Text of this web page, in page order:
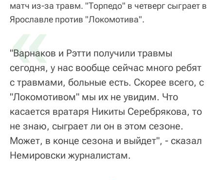
матч из-за травм. "Торпедо" в четверг сыграет в
Ярославле против "Локомотива".
«
"Варнаков и Рэтти получили травмы
сегодня, у нас вообще сейчас много ребят
с травмами, больные есть. Скорее всего, с
"Локомотивом" мы их не увидим. Что
касается вратаря Никиты Серебрякова, то
не знаю, сыграет ли он в этом сезоне.
Может, в конце сезона и выйдет", - сказал
Немировски журналистам.